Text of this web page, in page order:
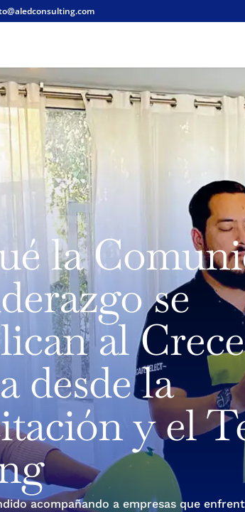
la
se
al
desde la
y el
acompañando a empresas que